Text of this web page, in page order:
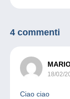
4 commenti
18/02/
Ciao ciao